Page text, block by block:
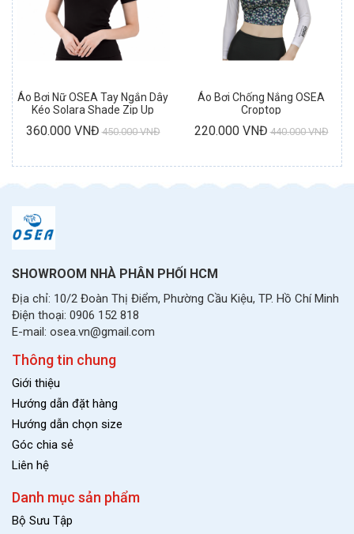
Áo Bơi Nữ OSEA Tay Ngắn Dây
Kéo Solara Shade Zip Up
360.000 VNĐ 450.000 VNĐ
Áo Bơi Chống Nắng OSEA
Croptop
220.000 VNĐ 440.000 VNĐ
SHOWROOM NHÀ PHÂN PHỐI HCM
Địa chỉ: 10/2 Đoàn Thị Điểm, Phường Cầu Kiệu, TP. Hồ Chí Minh
Điện thoại: 0906 152 818
E-mail: osea.vn@gmail.com
Thông tin chung
Giới thiệu
Hướng dẫn đặt hàng
Hướng dẫn chọn size
Góc chia sẻ
Liên hệ
Danh mục sản phẩm
Bộ Sưu Tập